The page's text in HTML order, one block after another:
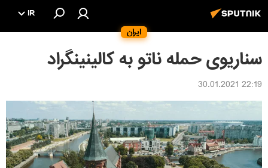
ایران
IR
سناریوی حمله ناتو به کالینینگراد
22:19 30.01.2021